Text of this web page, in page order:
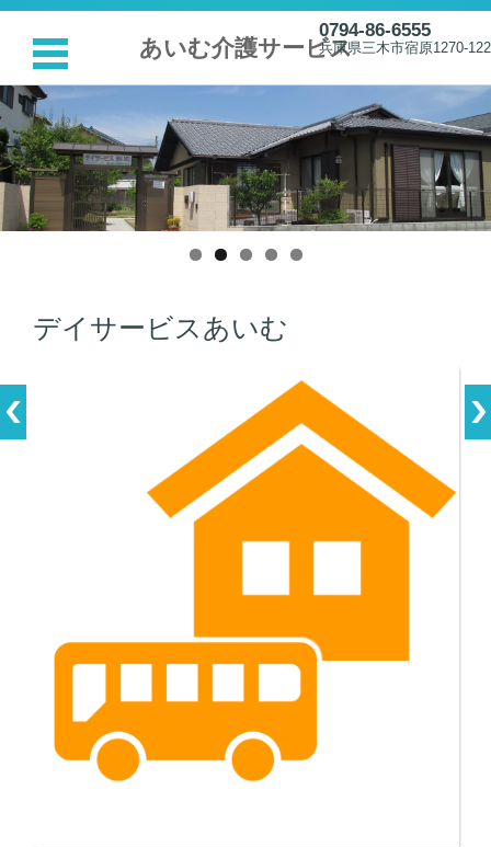
あいむ介護サービス
0794-86-6555
兵庫県三木市宿原1270-122
デイサービスあいむ